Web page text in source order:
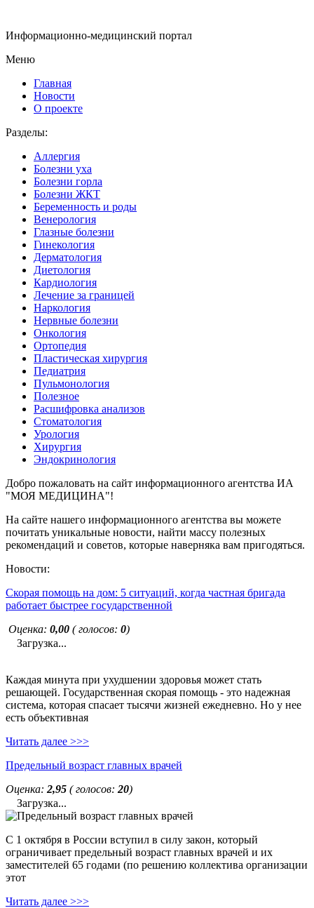
Информационно-медицинский портал
Меню
Главная
Новости
О проекте
Разделы:
Аллергия
Болезни уха
Болезни горла
Болезни ЖКТ
Беременность и роды
Венерология
Глазные болезни
Гинекология
Дерматология
Диетология
Кардиология
Лечение за границей
Наркология
Нервные болезни
Онкология
Ортопедия
Пластическая хирургия
Педиатрия
Пульмонология
Полезное
Расшифровка анализов
Стоматология
Урология
Хирургия
Эндокринология
Добро пожаловать на сайт информационного агентства ИА
"МОЯ МЕДИЦИНА"!
На сайте нашего информационного агентства вы можете
почитать уникальные новости, найти массу полезных
рекомендаций и советов, которые наверняка вам пригодяться.
Новости:
Скорая помощь на дом: 5 ситуаций, когда частная бригада
работает быстрее государственной
Оценка: 0,00 ( голосов: 0)
Загрузка...
Каждая минута при ухудшении здоровья может стать
решающей. Государственная скорая помощь - это надежная
система, которая спасает тысячи жизней ежедневно. Но у нее
есть объективная
Читать далее >>>
Предельный возраст главных врачей
Оценка: 2,95 ( голосов: 20)
Загрузка...
С 1 октября в России вступил в силу закон, который
ограничивает предельный возраст главных врачей и их
заместителей 65 годами (по решению коллектива организации
этот
Читать далее >>>